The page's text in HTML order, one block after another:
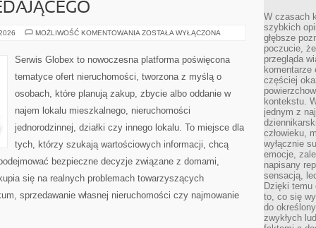
MOŻLIWOŚĆ KOMENTOWANIA PORADNIK
ZOSTAŁA WYŁĄCZONA
Serwis Globex to nowoczesna platforma poświęcona
tematyce ofert nieruchomości, tworzona z myślą o
osobach, które planują zakup, zbycie albo oddanie w
najem lokalu mieszkalnego, nieruchomości
jednorodzinnej, działki czy innego lokalu. To miejsce dla
tych, którzy szukają wartościowych informacji, chcą
bezpieczne decyzje związane z domami,
się na realnych problemach towarzyszących
sprzedawanie własnej nieruchomości czy najmowanie
W czasach
szybkich
głębsze
poczucie,
przegląda
komentarze
częściej
kontekstu.
jednym z
człowieku,
wyłącznie
emocje,
napisany
sensacją,
Dzięki
to, co się
do
zwykłych